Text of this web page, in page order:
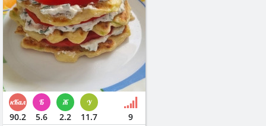
90.2 5.6 2.2 11.7 9